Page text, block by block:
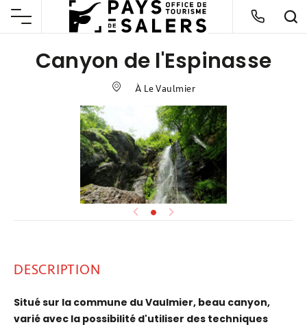
Canyon de l'Espinasse
À Le Vaulmier
DESCRIPTION
Situé sur la commune du Vaulmier, beau canyon,
varié avec la possibilité d'utiliser des techniques